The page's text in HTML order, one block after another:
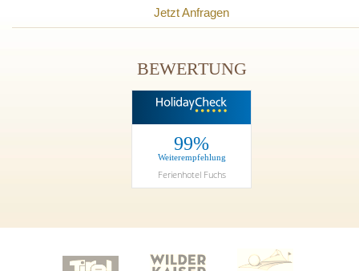
Jetzt Anfragen
BEWERTUNG
99%
Weiterempfehlung
Ferienhotel Fuchs